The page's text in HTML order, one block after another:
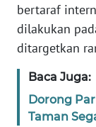
bertaraf
dilakukan
ditargetkan
Baca Juga:
Dorong
Taman
WAHANA
HEALTH
WAHANA
DESA
WISATA